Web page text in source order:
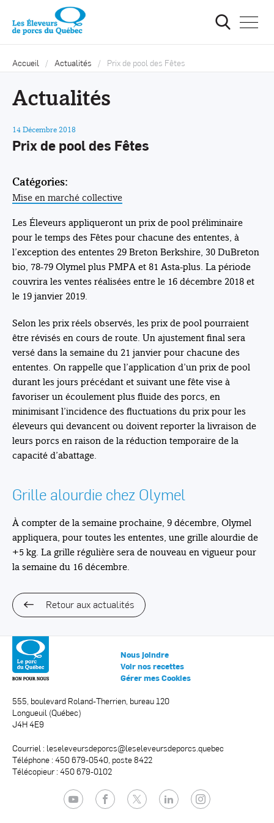
la
site
Accueil Actualités Prix de pool des Fêtes
Actualités
14 Décembre 2018
Prix de pool des Fêtes
Catégories:
Mise en marché collective
Les Éleveurs appliqueront un prix de pool préliminaire
pour le temps des Fêtes pour chacune des ententes, à
l’exception des ententes 29 Breton Berkshire, 30 DuBreton
bio, 78-79 Olymel plus PMPA et 81 Asta-plus. La période
couvrira les ventes réalisées entre le 16 décembre 2018 et
le 19 janvier 2019.
Selon les prix réels observés, les prix de pool pourraient
être révisés en cours de route. Un ajustement final sera
versé dans la semaine du 21 janvier pour chacune des
ententes. On rappelle que l’application d’un prix de pool
durant les jours précédant et suivant une fête vise à
favoriser un écoulement plus fluide des porcs, en
minimisant l’incidence des fluctuations du prix pour les
éleveurs qui devancent ou doivent reporter la livraison de
leurs porcs en raison de la réduction temporaire de la
capacité d’abattage.
Grille alourdie chez Olymel
À compter de la semaine prochaine, 9 décembre, Olymel
appliquera, pour toutes les ententes, une grille alourdie de
+5 kg. La grille régulière sera de nouveau en vigueur pour
la semaine du 16 décembre.
Retour aux actualités
555, boulevard Roland-Therrien, bureau 120
Longueuil (Québec)
J4H 4E9
Courriel : leseleveursdeporcs@leseleveursdeporcs.quebec
Téléphone : 450 679-0540, poste 8422
Télécopieur : 450 679-0102
YouTubeFacebookTwitter LinkedInInstagram
Nous joindre
Voir nos recettes
Gérer mes Cookies